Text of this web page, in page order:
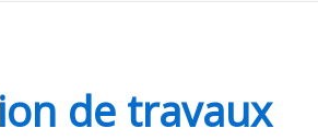
de travaux